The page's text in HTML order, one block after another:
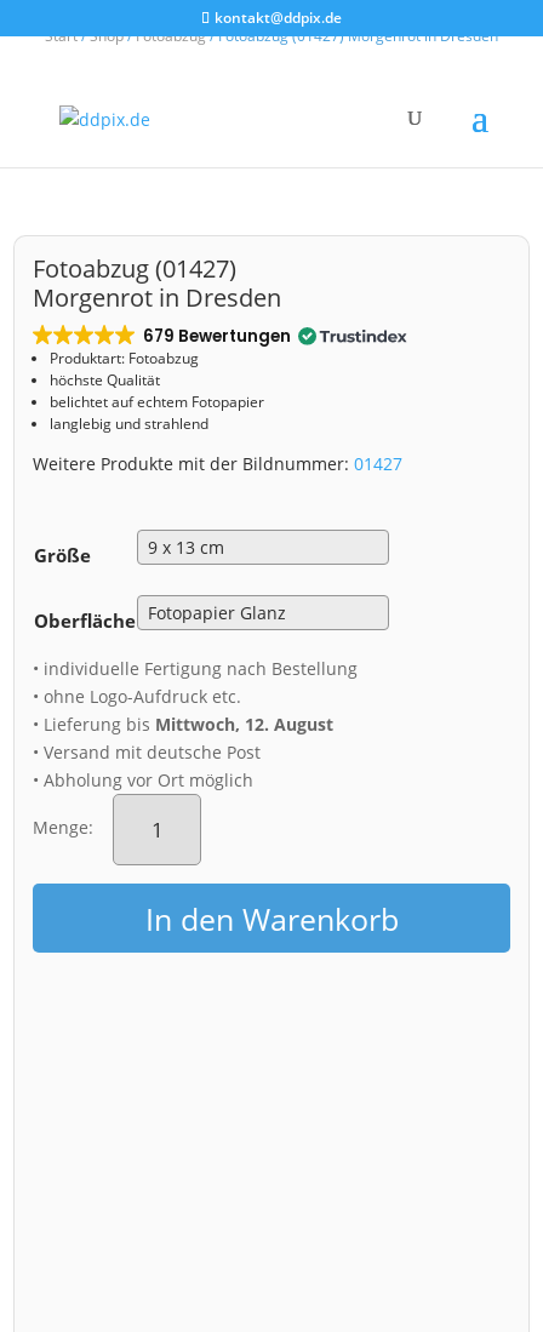
kontakt@ddpix.de
Start/Shop/Fotoabzug/ Fotoabzug (01427) Morgenrot in Dresden
Fotoabzug (01427)
Morgenrot in Dresden
679 Bewertungen
Produktart: Fotoabzug
höchste Qualität
belichtet auf echtem Fotopapier
langlebig und strahlend
Weitere Produkte mit der Bildnummer:01427
Größe
Oberfläche
• individuelle Fertigung nach Bestellung
• ohne Logo-Aufdruck etc.
• Lieferung bis Mittwoch, 12. August
• Versand mit deutsche Post
• Abholung vor Ort möglich
Menge:
Fotoabzug
(01427)
in
Dresden
MengeIn den Warenkorb